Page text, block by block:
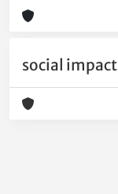
social impact